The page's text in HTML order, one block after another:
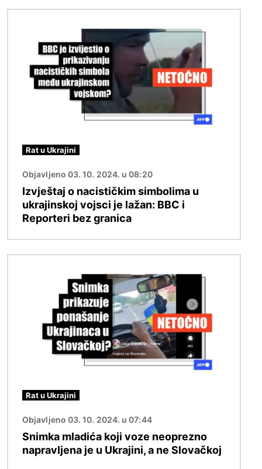
Rat u Ukrajini
Objavljeno 03. 10. 2024. u 08:20
Izvještaj o nacističkim simbolima u
ukrajinskoj vojsci je lažan: BBC i
Reporteri bez granica
Rat u Ukrajini
Objavljeno 03. 10. 2024. u 07:44
Snimka mladića koji voze neoprezno
napravljena je u Ukrajini, a ne Slovačkoj